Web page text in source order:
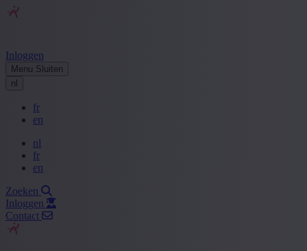
Inloggen
Menu Sluiten
nl
fr
en
nl
fr
en
Zoeken
Inloggen
Contact